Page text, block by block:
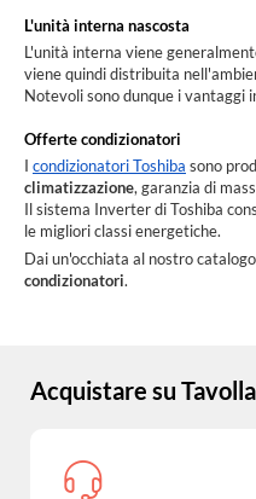
L'unità interna nascosta
L'unità interna viene
viene quindi distribuita
Notevoli sono dunque i vantaggi
Offerte condizionatori
I condizionatori Toshiba sono
climatizzazione, garanzia di
Il sistema Inverter di Toshiba
le migliori classi energetiche.
Dai un'occhiata al nostro
condizionatori.
Acquistare su